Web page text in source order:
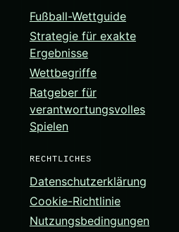
Fußball-Wettguide
Strategie für exakte
Ergebnisse
Wettbegriffe
Ratgeber für
verantwortungsvolles
Spielen
RECHTLICHES
Datenschutzerklärung
Cookie-Richtlinie
Nutzungsbedingungen